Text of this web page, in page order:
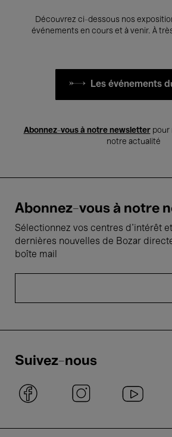
Découvrez ci-dessous nos
événements en cours et à venir. À
Les événements
Abonnez-vous à notre newsletterpour
notre actualité
Abonnez-vous à notre
Sélectionnez vos centres d'intérêt
dernières nouvelles de Bozar
boîte mail
Suivez-nous